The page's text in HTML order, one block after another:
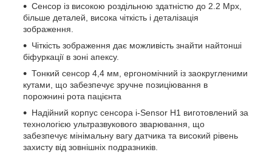
Сенсор із високою роздільною здатністю до 2.2 Mpx,
більше деталей, висока чіткість і деталізація
зображення.
Чіткість зображення дає можливість знайти найтонші
біфуркації в зоні апексу.
Тонкий сенсор 4,4 мм, ергономічний із заокругленими
кутами, що забезпечує зручне позиціювання в
порожнині рота пацієнта
Надійний корпус сенсора i-Sensor H1 виготовлений за
технологією ультразвукового зварювання, що
забезпечує мінімальну вагу датчика та високий рівень
захисту від зовнішніх подразників.